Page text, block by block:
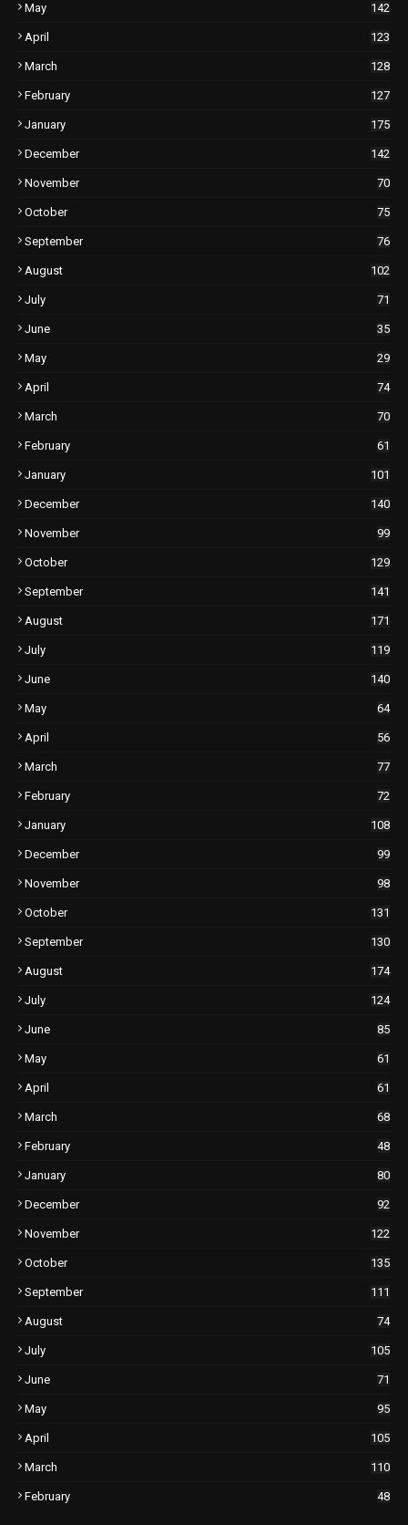
May 142
April 123
March 128
February 127
January 175
December 142
November 70
October 75
September 76
August 102
July 71
June 35
May 29
April 74
March 70
February 61
January 101
December 140
November 99
October 129
September 141
August 171
July 119
June 140
May 64
April 56
March 77
February 72
January 108
December 99
November 98
October 131
September 130
August 174
July 124
June 85
May 61
April 61
March 68
February 48
January 80
December 92
November 122
October 135
September 111
August 74
July 105
June 71
May 95
April 105
March 110
February 48